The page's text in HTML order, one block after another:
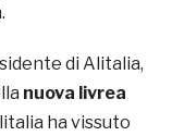
di Alitalia,
nuova livrea
ha vissuto